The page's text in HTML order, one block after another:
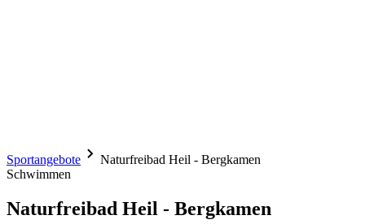
Sportangebote
Naturfreibad Heil - Bergkamen
Schwimmen
Naturfreibad Heil - Bergkamen